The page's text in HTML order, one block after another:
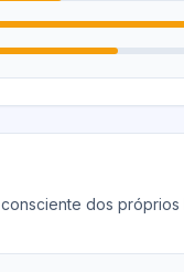
dos próprios